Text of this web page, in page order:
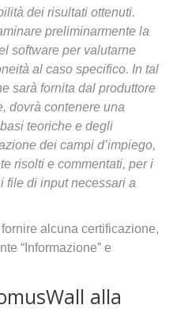
dei risultati ottenuti.
preliminarmente la
software per valutarne
al caso specifico. In tal
sarà fornita dal produttore
dovrà contenere una
teoriche e degli
dei campi d’impiego,
risolti e commentati, per i
file di input necessari a
alcuna certificazione,
“Informazione” e
alla